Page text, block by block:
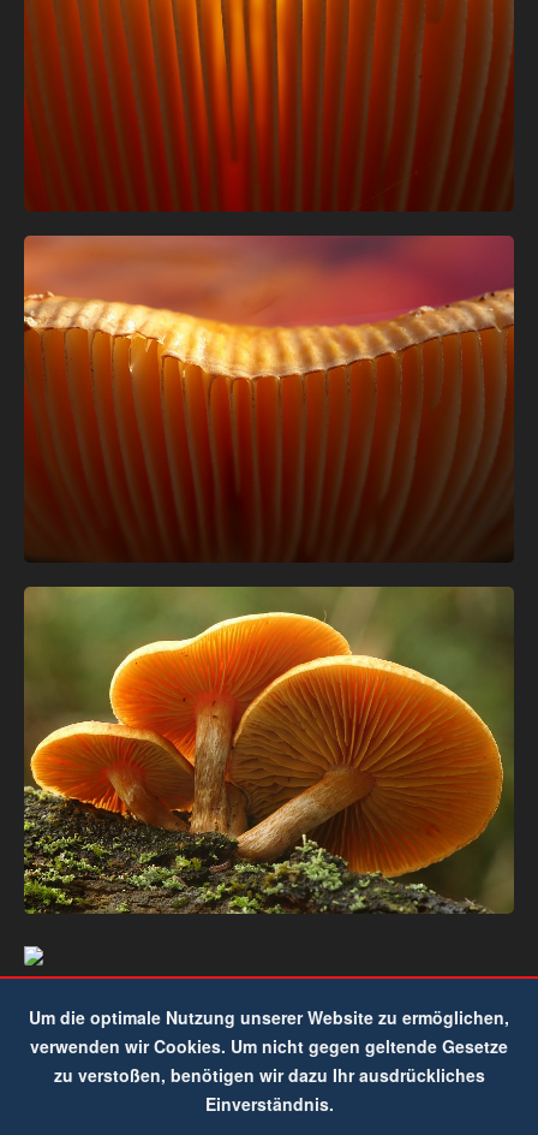
Um die optimale Nutzung unserer Website zu ermöglichen,
verwenden wir Cookies. Um nicht gegen geltende Gesetze
zu verstoßen, benötigen wir dazu Ihr ausdrückliches
Einverständnis.